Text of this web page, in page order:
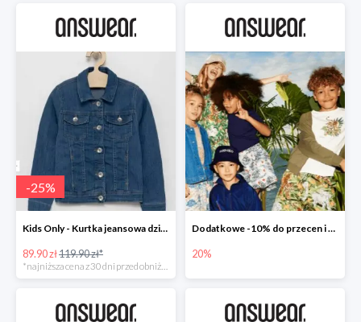
-25%
Kids Only - Kurtka jeansowa dziecięca
89.90 zł119.90 zł*
*najniższa cena z 30 dni przed obniżką
Dodatkowe -10% do przecen i nowości -20% w Answear
20%